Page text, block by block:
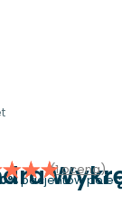
(1 ocena)
pacjentów